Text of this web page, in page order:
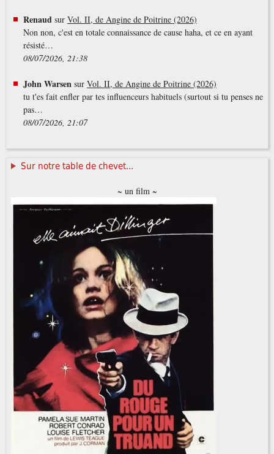
Renaud sur Vol. II, de Angine de Poitrine (2026)
Non non, c'est en totale connaissance de cause haha, et ce en ayant
résisté…
08/07/2026, 21:38
John Warsen sur Vol. II, de Angine de Poitrine (2026)
tu t'es fait enfler par tes influenceurs habituels (surtout si tu penses ne
pas…
08/07/2026, 21:07
Sur notre table de chevet...
~ un film ~